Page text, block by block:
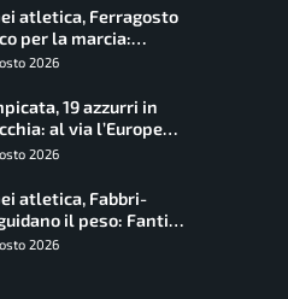
atletica, Ferragosto
per la marcia:
Stano e
2026
19 azzurri in
al via l’Europe
Lead, tappa decisiva
2026
atletica, Fabbri-
il peso: Fantini
il titolo nel martello
2026